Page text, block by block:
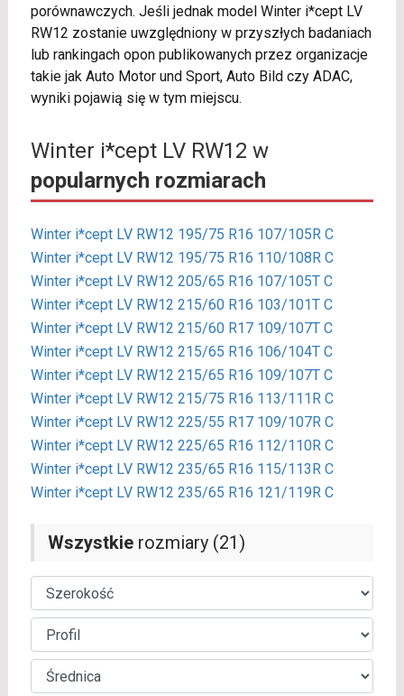
porównawczych. Jeśli jednak model Winter i*cept LV
RW12 zostanie uwzględniony w przyszłych badaniach
lub rankingach opon publikowanych przez organizacje
takie jak Auto Motor und Sport, Auto Bild czy ADAC,
wyniki pojawią się w tym miejscu.
Winter i*cept LV RW12 w
popularnych rozmiarach
Winter i*cept LV RW12 195/75 R16 107/105R C
Winter i*cept LV RW12 195/75 R16 110/108R C
Winter i*cept LV RW12 205/65 R16 107/105T C
Winter i*cept LV RW12 215/60 R16 103/101T C
Winter i*cept LV RW12 215/60 R17 109/107T C
Winter i*cept LV RW12 215/65 R16 106/104T C
Winter i*cept LV RW12 215/65 R16 109/107T C
Winter i*cept LV RW12 215/75 R16 113/111R C
Winter i*cept LV RW12 225/55 R17 109/107R C
Winter i*cept LV RW12 225/65 R16 112/110R C
Winter i*cept LV RW12 235/65 R16 115/113R C
Winter i*cept LV RW12 235/65 R16 121/119R C
Wszystkierozmiary (21)